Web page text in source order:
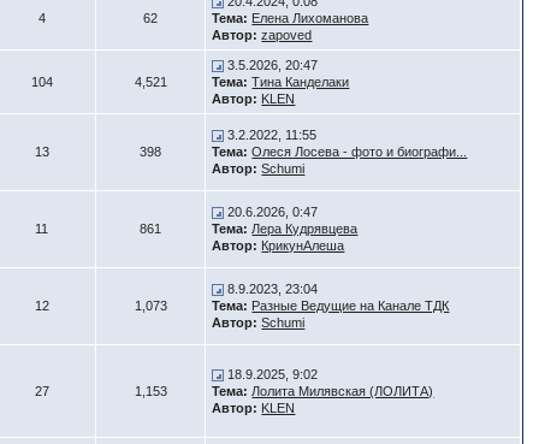
4 62
Тема: Елена Лихоманова
Автор: zapoved
104 4,521
3.5.2026, 20:47
Тема: Тина Канделаки
Автор: KLEN
13 398
3.2.2022, 11:55
Тема: Олеся Лосева - фото и биографи...
Автор: Schumi
11 861
20.6.2026, 0:47
Тема: Лера Кудрявцева
Автор: КрикунАлеша
12 1,073
8.9.2023, 23:04
Тема: Разные Ведущие на Канале ТДК
Автор: Schumi
27 1,153
18.9.2025, 9:02
Тема: Лолита Милявская (ЛОЛИТА)
Автор: KLEN